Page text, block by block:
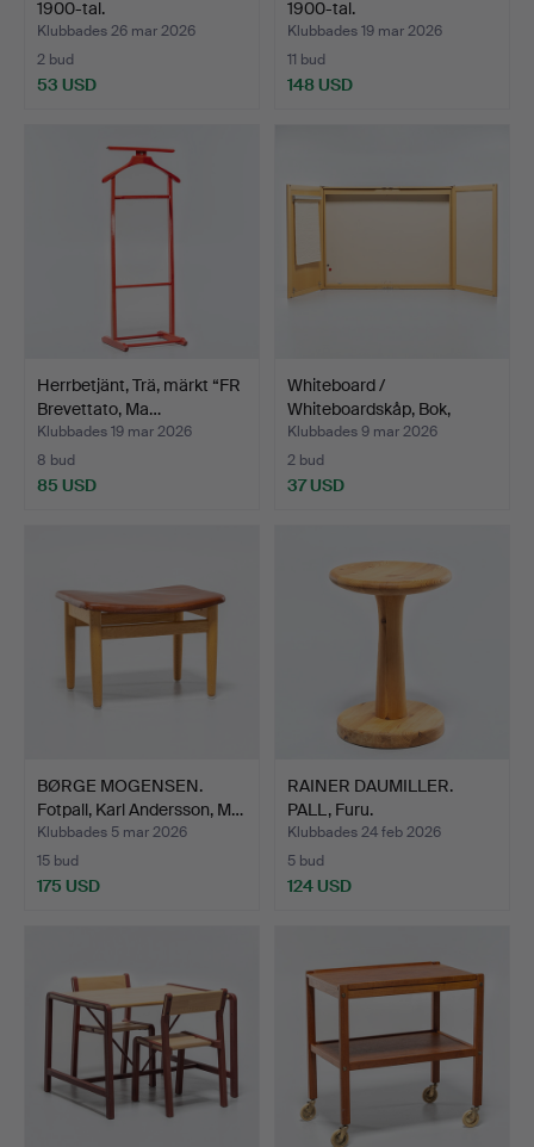
1900-tal.
Klubbades 26 mar 2026
2 bud
53 USD
1900-tal.
Klubbades 19 mar 2026
11 bud
148 USD
Herrbetjänt, Trä, märkt “FR
Brevettato, Ma…
Klubbades 19 mar 2026
8 bud
85 USD
Whiteboard /
Whiteboardskåp, Bok,
1900-tal.
Klubbades 9 mar 2026
2 bud
37 USD
BØRGE MOGENSEN.
Fotpall, Karl Andersson, M…
Klubbades 5 mar 2026
15 bud
175 USD
RAINER DAUMILLER.
PALL, Furu.
Klubbades 24 feb 2026
5 bud
124 USD